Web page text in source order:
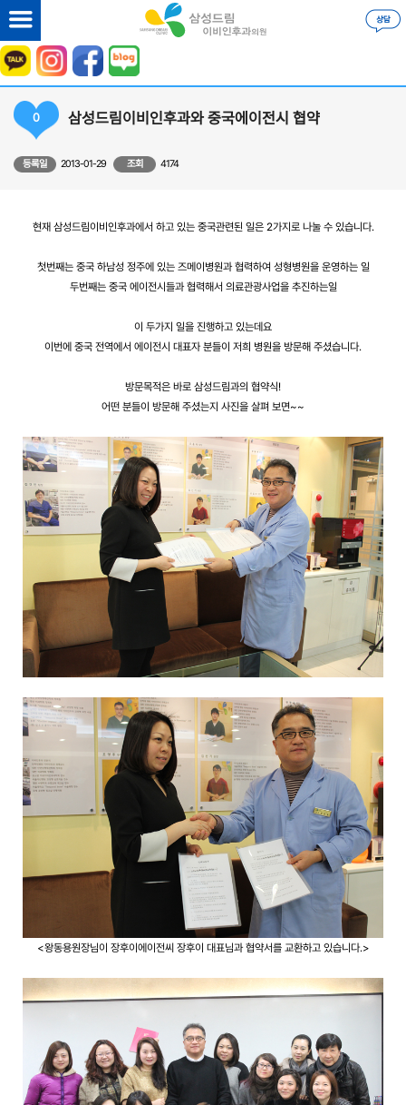
0 삼성드림이비인후과와 중국에이전시 협약
등록일 2013-01-29 조회 4174
현재 삼성드림이비인후과에서 하고 있는 중국관련된 일은 2가지로 나눌 수 있습니다.
첫번째는 중국 하남성 정주에 있는 즈메이병원과 협력하여 성형병원을 운영하는 일
두번째는 중국 에이전시들과 협력해서 의료관광사업을 추진하는일
이 두가지 일을 진행하고 있는데요
이번에 중국 전역에서 에이전시 대표자 분들이 저희 병원을 방문해 주셨습니다.
방문목적은 바로 삼성드림과의 협약식!
어떤 분들이 방문해 주셨는지 사진을 살펴 보면~~
<왕동용원장님이 장후이에이전씨 장후이 대표님과 협약서를 교환하고 있습니다.>